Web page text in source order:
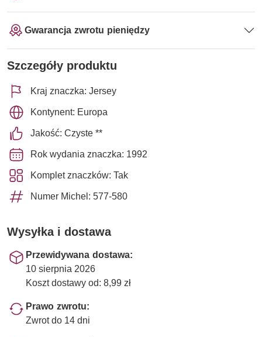
Gwarancja zwrotu pieniędzy
Szczegóły produktu
Kraj znaczka: Jersey
Kontynent: Europa
Jakość: Czyste **
Rok wydania znaczka: 1992
Komplet znaczków: Tak
Numer Michel: 577-580
Wysyłka i dostawa
Przewidywana dostawa:
10 sierpnia 2026
Koszt dostawy od: 8,99 zł
Prawo zwrotu:
Zwrot do 14 dni